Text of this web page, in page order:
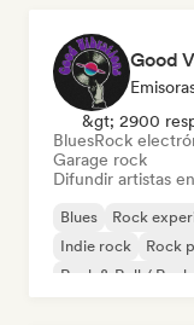
Good
&gt; 2900
BluesRock
Garage rock
Difundir artistas
Blues Rock
Indie rock
Rock
Rock & Roll / Rock